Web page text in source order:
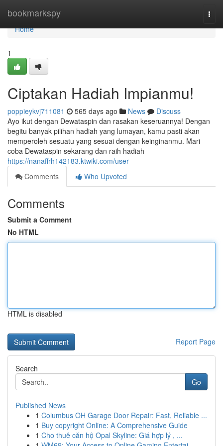
bookmarkspy
Home
Home
1
Ciptakan Hadiah Impianmu!
poppieykvj711081 565 days ago News
Discuss
Ayo ikut dengan Dewataspin dan rasakan keseruannya! Dengan
begitu banyak pilihan hadiah yang lumayan, kamu pasti akan
memperoleh sesuatu yang sesuai dengan keinginanmu. Mari
coba Dewataspin sekarang dan raih hadiah
https://nanaffrh142183.ktwiki.com/user
Comments
Who Upvoted
Comments
Submit a Comment
No HTML
HTML is disabled
Report Page
Search
Go
Published News
1 Columbus OH Garage Door Repair: Fast, Reliable ...
1 Buy copyright Online: A Comprehensive Guide
1 Cho thuê căn hộ Opal Skyline: Giá hợp lý , ...